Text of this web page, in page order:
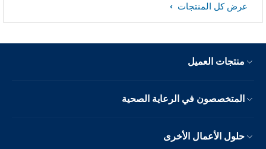
عرض كل المنتجات
منتجات العميل
المتخصصون في الرعاية الصحية
حلول الأعمال الأخرى